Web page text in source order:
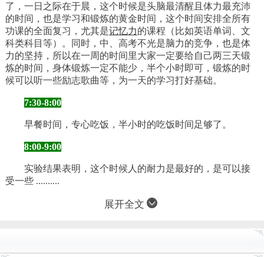
了，一日之际在于晨，这个时候是头脑最清醒且体力最充沛
的时间，也是学习和锻炼的黄金时间，这个时间安排全所有
功课的全面复习，尤其是记忆力的课程（比如英语单词、文
科类科目等）。同时，中、高考不光是脑力的竞争，也是体
力的坚持，所以在一周的时间里大家一定要给自己两三天锻
炼的时间，身体锻炼一定不能少，半个小时即可，锻炼的时
候可以听一些励志歌曲等，为一天的学习打好基础。
7:30-8:00
早餐时间，专心吃饭，半小时的吃饭时间足够了。
8:00-9:00
实验结果表明，这个时候人的耐力是最好的，是可以接
受一些 ..........
展开全文